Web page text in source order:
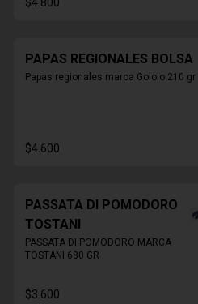
PAPAS REGIONALES BOLSA
Papas regionales marca Gololo 210 gr
$4.600
PASSATA DI POMODORO
TOSTANI
PASSATA DI POMODORO MARCA
TOSTANI 680 GR
$3.600